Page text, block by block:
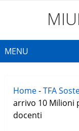
MENU
Home-TFA
arrivo 10 Milioni
docenti